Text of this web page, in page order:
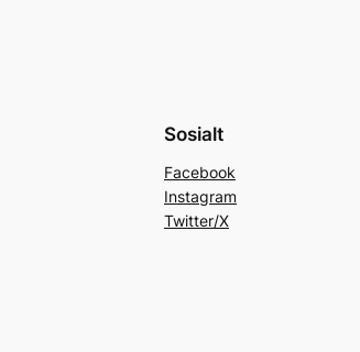
Sosialt
Facebook
Instagram
Twitter/X